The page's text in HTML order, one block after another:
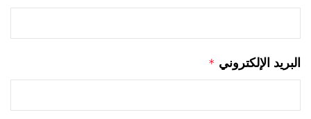
البريد الإلكتروني *